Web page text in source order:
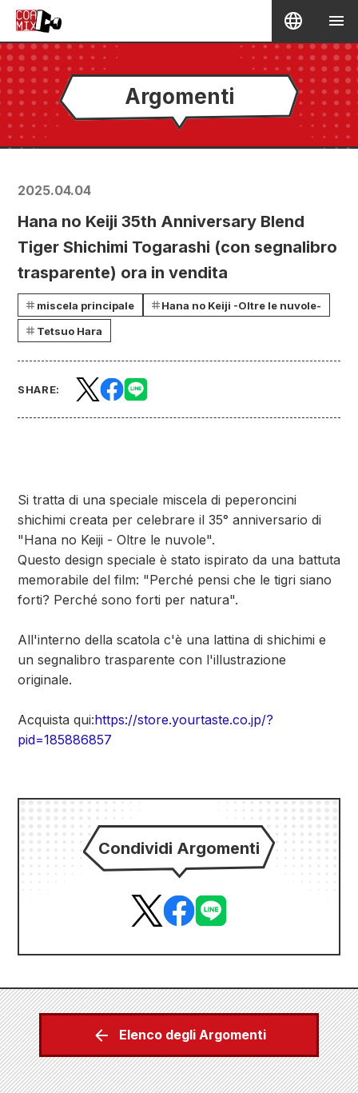
Argomenti
2025.04.04
Hana no Keiji 35th Anniversary Blend
Tiger Shichimi Togarashi (con segnalibro
trasparente) ora in vendita
miscela principale
Hana no Keiji -Oltre le nuvole-
Tetsuo Hara
SHARE:
Si tratta di una speciale miscela di peperoncini
shichimi creata per celebrare il 35° anniversario di
"Hana no Keiji - Oltre le nuvole".
Questo design speciale è stato ispirato da una battuta
memorabile del film: "Perché pensi che le tigri siano
forti? Perché sono forti per natura".
All'interno della scatola c'è una lattina di shichimi e
un segnalibro trasparente con l'illustrazione
originale.
Acquista qui:https://store.yourtaste.co.jp/?
pid=185886857
Condividi Argomenti
Elenco degli Argomenti